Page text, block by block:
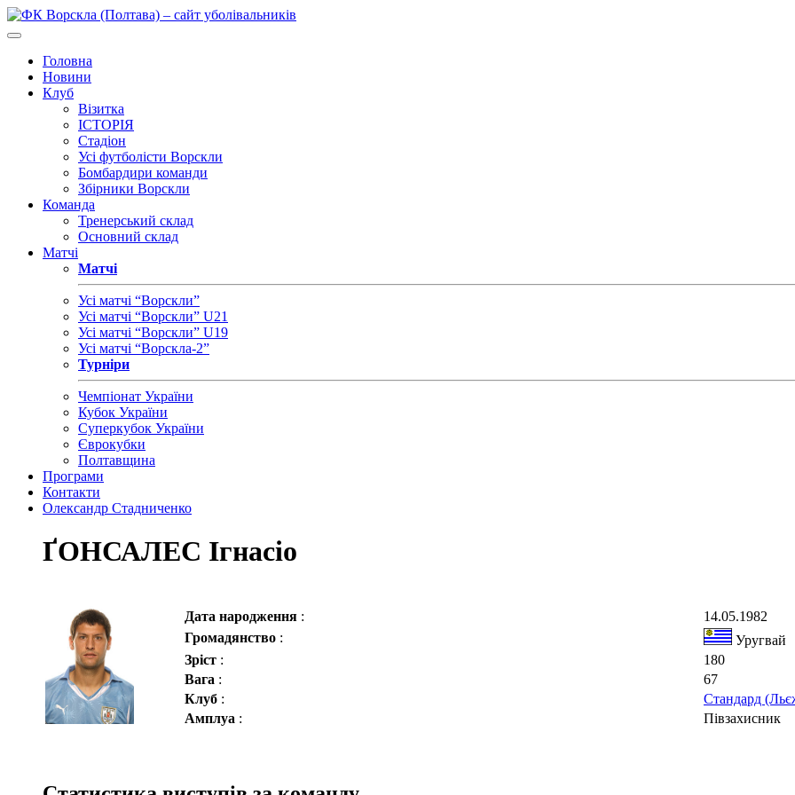
Головна
Новини
Клуб
Візитка
ІСТОРІЯ
Стадіон
Усі футболісти Ворскли
Бомбардири команди
Збірники Ворскли
Команда
Тренерський склад
Основний склад
Матчі
Матчі
Усі матчі “Ворскли”
Усі матчі “Ворскли” U21
Усі матчі “Ворскли” U19
Усі матчі “Ворскла-2”
Турніри
Чемпіонат України
Кубок України
Суперкубок України
Єврокубки
Полтавщина
Програми
Контакти
Олександр Стадниченко
ҐОНСАЛЕС Ігнасіо
Дата народження :
14.05.1982
Громадянство :
Уругвай
Зріст :
180
Вага :
67
Клуб :
Стандард
Амплуа : Півзахисник